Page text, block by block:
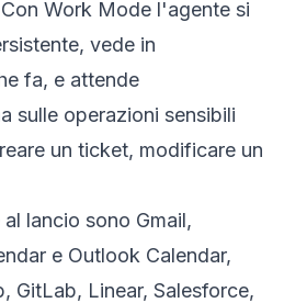
Work Mode l'agente si
vede in
fa, e attende
sulle operazioni sensibili
un ticket, modificare un
lancio sono Gmail,
e Outlook Calendar,
GitLab, Linear, Salesforce,